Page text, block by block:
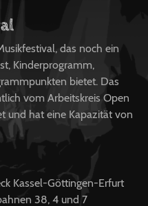
das noch ein
Kinderprogramm,
bietet. Das
vom Arbeitskreis Open
und hat eine Kapazität von
Kassel-Göttingen-Erfurt
38, 4 und 7